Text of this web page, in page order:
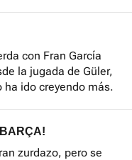
con Fran García
la jugada de Güler,
ido creyendo más.
zurdazo, pero se